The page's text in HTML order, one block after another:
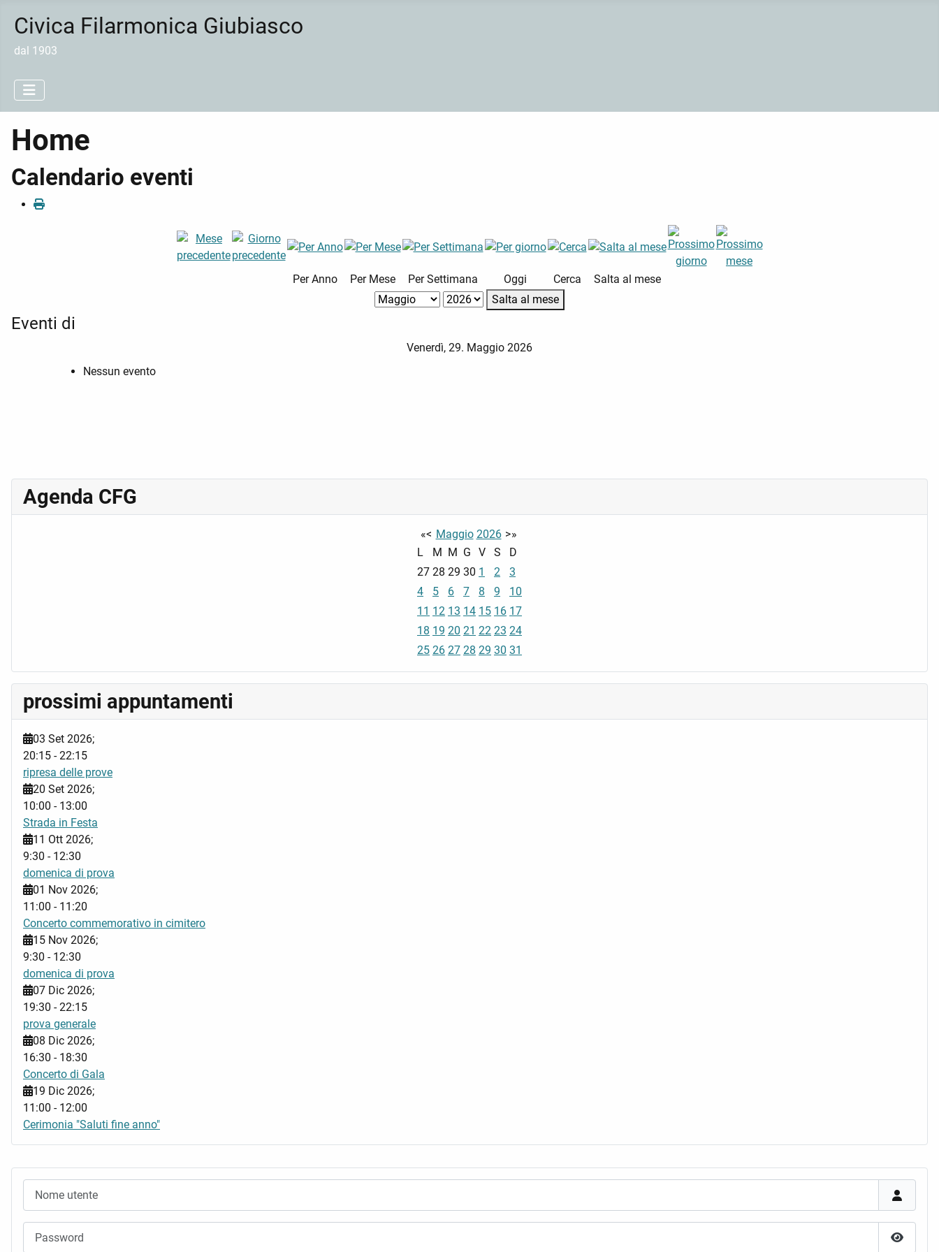
Civica Filarmonica Giubiasco
dal 1903
Home
Calendario eventi
Per Anno Per Mese Per Settimana Oggi Cerca
Salta al mese
Salta al mese
Eventi di
Venerdì, 29. Maggio 2026
Nessun evento
Agenda CFG
«< Maggio 2026 >»
L
M M G V S
D
27 28 29 30 1 2
3
4
5 6 7 8 9
10
11 12 13 14 15 16 17
18 19 20 21 22 23 24
25 26 27 28 29 30 31
prossimi appuntamenti
03 Set 2026;
20:15 -22:15
ripresa delle prove
20 Set 2026;
10:00 - 13:00
Strada in Festa
11 Ott 2026;
9:30 - 12:30
domenica di prova
01 Nov 2026;
11:00 - 11:20
Concerto commemorativo in cimitero
15 Nov 2026;
9:30 - 12:30
domenica di prova
07 Dic 2026;
19:30 -22:15
prova generale
08 Dic 2026;
16:30 - 18:30
Concerto di Gala
19 Dic 2026;
11:00 - 12:00
Cerimonia "Saluti fine anno"